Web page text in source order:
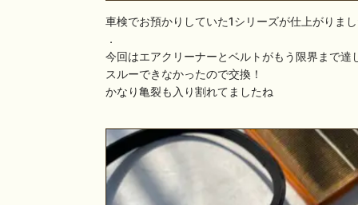
車検でお預かりしていた1シリーズが仕上がりま
．
今回はエアクリーナーとベルトがもう限界まで達
スルーできなかったので交換！
かなり亀裂も入り割れてましたね